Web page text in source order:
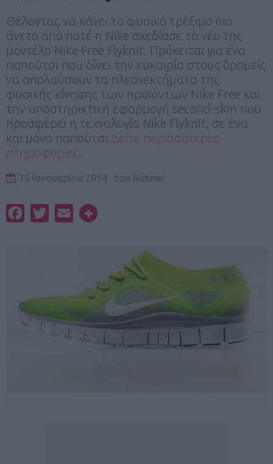
Θέλοντας να κάνει το φυσικό τρέξιμο πιο
άνετο από ποτέ η Nike σχεδίασε το νέο της
μοντέλο Nike Free Flyknit. Πρόκειται για ένα
παπούτσι που δίνει την ευκαιρία στους δρομείς
να απολαύσουν τα πλεονεκτήματα της
φυσικής κίνησης των προϊόντων Nike Free και
την υποστηρικτική εφαρμογή second-skin που
προσφέρει η τεχνολογία Nike Flyknit, σε ένα
και μόνο παπούτσι.Δείτε περισσότερες
πληροφορίες.
15 Ιανουαρίου 2014 του Runner
FacebookTwitterEmail